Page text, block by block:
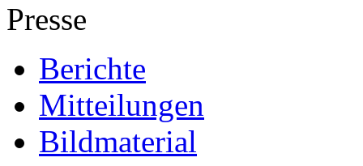
Presse
Berichte
Mitteilungen
Bildmaterial